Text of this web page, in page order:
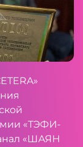
«ТЭФИ-
«ШАЯН